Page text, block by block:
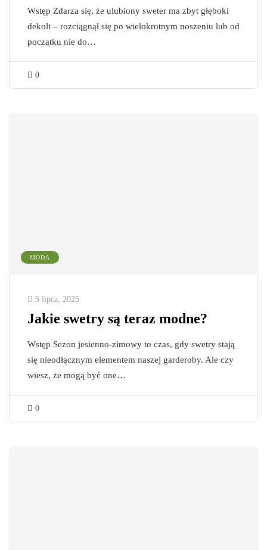
Wstęp Zdarza się, że ulubiony sweter ma zbyt głęboki
dekolt – rozciągnął się po wielokrotnym noszeniu lub od
początku nie do…
0
MODA
5 lipca, 2025
Jakie swetry są teraz modne?
Wstęp Sezon jesienno-zimowy to czas, gdy swetry stają
się nieodłącznym elementem naszej garderoby. Ale czy
wiesz, że mogą być one…
0